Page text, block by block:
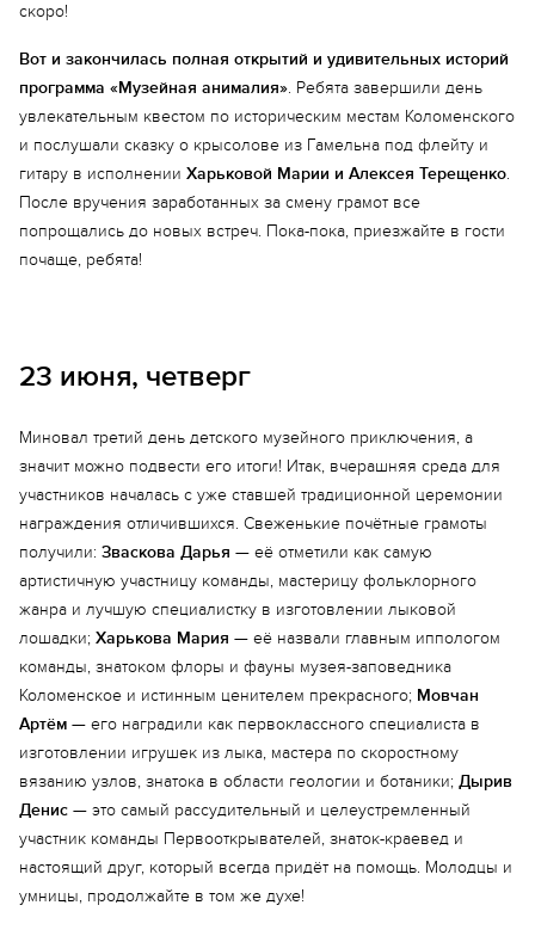
скоро!
Вот и закончилась полная открытий и удивительных историй
программа «Музейная анималия». Ребята завершили день
увлекательным квестом по историческим местам Коломенского
и послушали сказку о крысолове из Гамельна под флейту и
гитару в исполнении Харьковой Марии и Алексея Терещенко.
После вручения заработанных за смену грамот все
попрощались до новых встреч. Пока-пока, приезжайте в гости
почаще, ребята!
23 июня, четверг
Миновал третий день детского музейного приключения, а
значит можно подвести его итоги! Итак, вчерашняя среда для
участников началась с уже ставшей традиционной церемонии
награждения отличившихся. Свеженькие почётные грамоты
получили: Зваскова Дарья — её отметили как самую
артистичную участницу команды, мастерицу фольклорного
жанра и лучшую специалистку в изготовлении лыковой
лошадки; Харькова Мария — её назвали главным иппологом
команды, знатоком флоры и фауны музея-заповедника
Коломенское и истинным ценителем прекрасного; Мовчан
Артём — его наградили как первоклассного специалиста в
изготовлении игрушек из лыка, мастера по скоростному
вязанию узлов, знатока в области геологии и ботаники; Дырив
Денис — это самый рассудительный и целеустремленный
участник команды Первооткрывателей, знаток-краевед и
настоящий друг, который всегда придёт на помощь. Молодцы и
умницы, продолжайте в том же духе!